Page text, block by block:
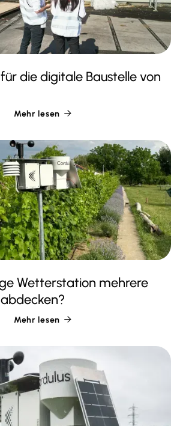
die digitale Baustelle von
Mehr lesen 
Wetterstation mehrere
Mehr lesen 